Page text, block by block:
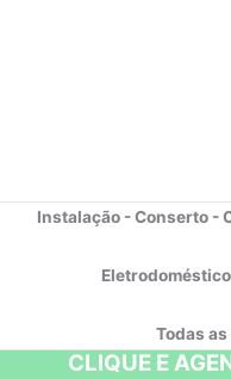
Instalação - Conserto -
Todas
CLIQUE E